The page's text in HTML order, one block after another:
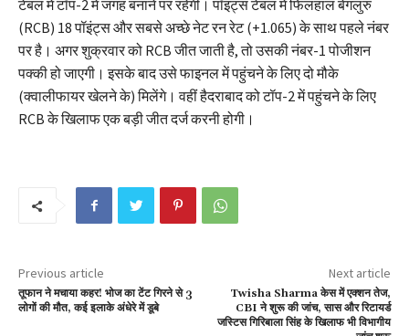
टेबल में टॉप-2 में जगह बनाने पर रहेगी। पॉइंट्स टेबल में फिलहाल बेंगलुरु
(RCB) 18 पॉइंट्स और सबसे अच्छे नेट रन रेट (+1.065) के साथ पहले नंबर
पर है। अगर शुक्रवार को RCB जीत जाती है, तो उसकी नंबर-1 पोजीशन
पक्की हो जाएगी। इसके बाद उसे फाइनल में पहुंचने के लिए दो मौके
(क्वालीफायर खेलने के) मिलेंगे। वहीं हैदराबाद को टॉप-2 में पहुंचने के लिए
RCB के खिलाफ एक बड़ी जीत दर्ज करनी होगी।
Previous article
तूफान ने मचाया कहर! भोज का टेंट गिरने से 3
लोगों की मौत, कई इलाके अंधेरे में डूबे
Next article
Twisha Sharma केस में एक्शन तेज,
CBI ने शुरू की जांच, सास और रिटायर्ड
जस्टिस गिरिबाला सिंह के खिलाफ भी विभागीय